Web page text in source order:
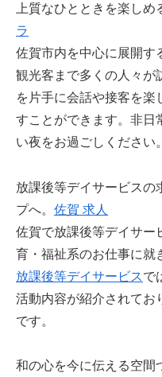
上質なひとときを楽しめ
ラ
佐賀市内を中心に展開す
観光客まで多くの人々が
を片手に会話や接客を楽
すことができます。非日
い夜をお過ごしください。
放課後等デイサービスの
プへ。 佐賀 求人
佐賀で放課後等デイサー
育・福祉系のお仕事に就
放課後等デイサービスで
活動内容が紹介されてお
です。
和の心を今に伝える空間